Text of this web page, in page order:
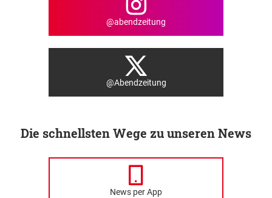
@abendzeitung
@Abendzeitung
Die schnellsten Wege zu unseren News
News per App